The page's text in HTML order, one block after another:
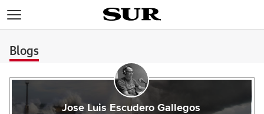
Blogs
Jose Luis Escudero Gallegos